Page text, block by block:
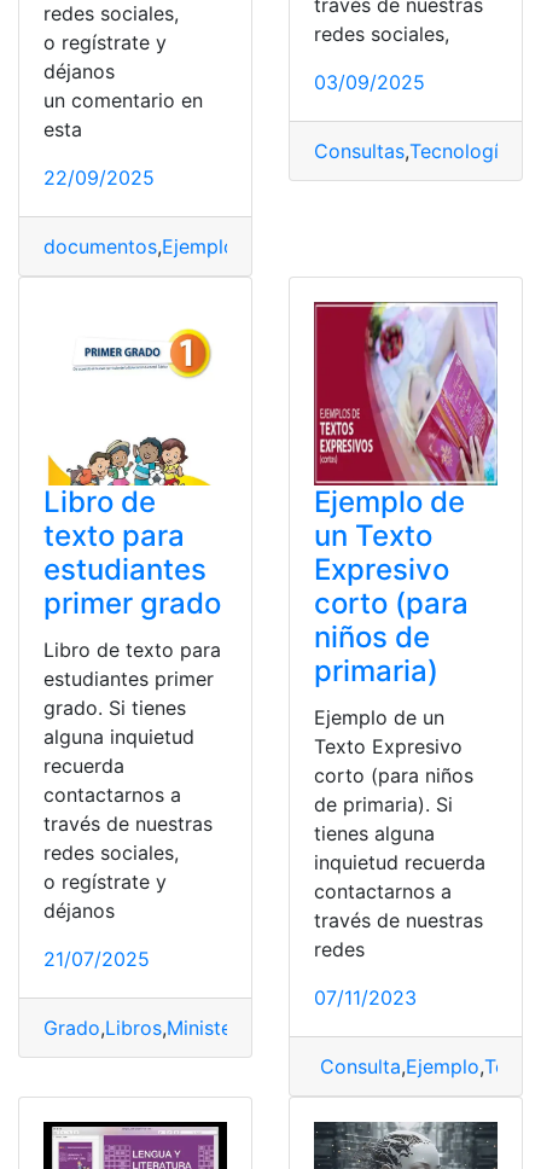
redes sociales,
o regístrate y
déjanos
un comentario en
esta
22/09/2025
documentos,Ejemplos
través de nuestras
redes sociales,
03/09/2025
Consultas,Tecnología
Libro de
texto para
estudiantes
primer grado
Libro de texto para
estudiantes primer
grado. Si tienes
alguna inquietud
recuerda
contactarnos a
través de nuestras
redes sociales,
o regístrate y
déjanos
21/07/2025
Grado,Libros,Ministerio de Educación
Ejemplo de
un Texto
Expresivo
corto (para
niños de
primaria)
Ejemplo de un
Texto Expresivo
corto (para niños
de primaria). Si
tienes alguna
inquietud recuerda
contactarnos a
través de nuestras
redes
07/11/2023
Consulta,Ejemplo,Texto